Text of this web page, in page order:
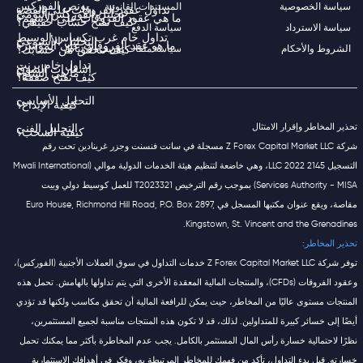
المستندات القانونية
سياسة الخصوصية
سياسة الدفع
سياسة الاسترداد
سياسة ملفات تعريف الارتباط
الشروط والأحكام
بونص الفوركس
تداول عقود الفروقات على الفضة
تداول خام غرب تكساس الوسيط
تداول خام برنت
تحليل الفوركس اليومي
التحليل الأسبوعي
إشعارات السوق
ما هي عقود الفروقات على الأسهم؟
ما هو عقد الفروقات على المؤشر؟
ما هي السلع؟
التحليل الأساسي
التحليل الفني
كيف تفتح حساب حقيقي؟
كيف تتحقق من حسابك؟
كيف تفتح صفقة؟
كيفية الإيداع؟
كيفية السحب؟
تحذير المخاطر وإقرار الامتثال
شركة Z Forex Capital Market LLC مسجلة في سانت فنسنت وجزر غرينادين تحت رقم
التسجيل 2145 LLC 2022، وهي خاضعة لتنظيم هيئة الخدمات الدولية موالي (Mwali International
Services Authority - MISA) بموجب رقم الترخيص T2023321 للعمل كوسيط دولي وبيت
مقاصة، ويقع عنوان مكتبها المسجل في Euro House, Richmond Hill Road, P.O. Box 2897,
Kingstown, St. Vincent and the Grenadines.
تحذير المخاطر:
توفر شركة Z Forex Capital Market LLC خدمات التداول في سوق العملات الأجنبية (الفوركس)،
وعقود الفروقات (CFDs)، والمنتجات المالية المعقدة الأخرى التي يتم تداولها بالهامش. تحمل هذه
المنتجات مستوى عاليًا من المخاطر، حيث يمكن للرافعة المالية أن تحقق مكاسب ولكنها قد تؤدي
أيضًا إلى خسائر كبيرة للمتداولين. لذلك، قد لا تكون هذه المنتجات مناسبة لجميع المستثمرين،
نظرًا لاحتمالية خسارة رأس المال المستثمر بالكامل. يجب عدم المخاطرة بأكثر مما يمكنك تحمل
خسارته. قبل بدء التداول، تأكد من فهمك للمخاطر المرتبطة به، وفكر في أهدافك الاستثمارية